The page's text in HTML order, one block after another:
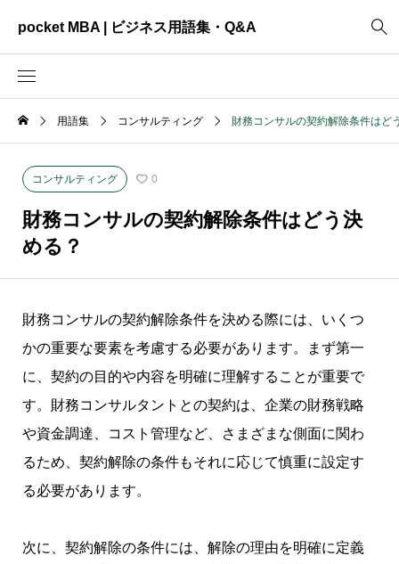
pocket MBA | ビジネス用語集・Q&A
ビジネス全般 2465
資料作成
創業計画
コンサルティング
用語集 コンサルティング 財務コンサルの契約解除条件はど
コンサルティング 0
財務コンサルの契約解除条件はどう決
める？
財務コンサルの契約解除条件を決める際には、いくつ
かの重要な要素を考慮する必要があります。まず第一
に、契約の目的や内容を明確に理解することが重要で
す。財務コンサルタントとの契約は、企業の財務戦略
や資金調達、コスト管理など、さまざまな側面に関わ
るため、契約解除の条件もそれに応じて慎重に設定す
る必要があります。
次に、契約解除の条件には、解除の理由を明確に定義